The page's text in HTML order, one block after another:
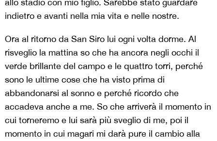
allo stadio con mio figlio. Sarebbe stato guardare
indietro e avanti nella mia vita e nelle nostre.
Ora al ritorno da San Siro lui ogni volta dorme. Al
risveglio la mattina so che ha ancora negli occhi il
verde brillante del campo e le quattro torri, perché
sono le ultime cose che ha visto prima di
abbandonarsi al sonno e perché ricordo che
accadeva anche a me. So che arriverà il momento in
cui torneremo e lui sarà più sveglio di me, poi il
momento in cui magari mi darà pure il cambio alla